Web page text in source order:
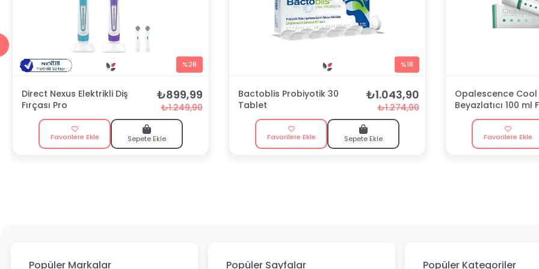
%28
Direct Nexus Elektrikli Diş
Fırçası Pro
₺899,99
₺1.249,90
Favorilere Ekle Sepete Ekle
%18
Bactoblis Probiyotik 30
Tablet
₺1.043,90
₺1.274,90
Favorilere Ekle Sepete Ekle
Opalescence Cool
Beyazlatıcı 100 ml
Macunu
Favorilere Ekle
Popüler Markalar Popüler Sayfalar Popüler Kategoriler